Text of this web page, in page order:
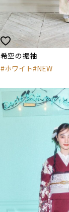
希空の振袖
ホワイト NEW